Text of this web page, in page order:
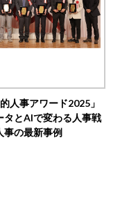
人事アワード2025」
とAIで変わる人事戦
の最新事例